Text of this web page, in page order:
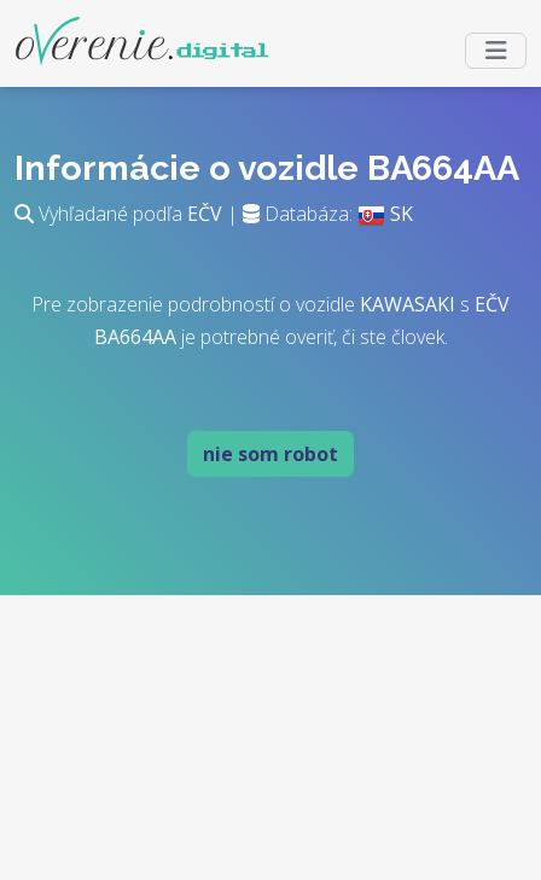
Informácie o vozidle BA664AA
Vyhľadané podľa EČV | Databáza: SK
Pre zobrazenie podrobností o vozidle KAWASAKI s EČV
BA664AAje potrebné overiť, či ste človek.
nie som robot